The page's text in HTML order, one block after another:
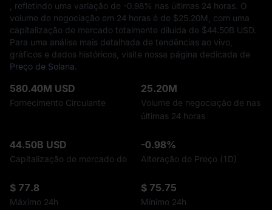
, refletindo uma variação de -0.98% nas últimas 24 horas. O
volume de negociação em 24 horas é de $‎25.20M, com uma
capitalização de mercado totalmente diluída de $‎44.50B USD.
Para uma análise mais detalhada de tendências ao vivo,
gráficos e dados históricos, visite nossa página dedicada de
Preço de Solana
580.40M USD
Fornecimento Circulante
25.20M
Volume de negociação de nas
últimas 24 horas
44.50B USD
Capitalização de mercado de
-0.98%
Alteração de Preço (1D)
$ 77.8
Máximo 24h
$ 75.75
Mínimo 24h